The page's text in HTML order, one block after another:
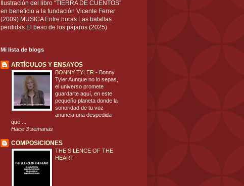
Ilustración del libro “TIERRA DE CUENTOS”
en beneficio a la fundación Vicente Ferrer
(2009) MUSICA Entre horas Las batallas
perdidas El beso de los pájaros (2025)
Mi lista de blogs
ARTÍCULOS Y ENSAYOS
BONNY TYLER - Bonny
Tyler Aunque no lo sepas,
el universo promete
guardarte aquí, en este
pequeño planeta donde la
sonoridad de tu voz
anuncia una despedida
que ...
Hace 3 semanas
COMPOSICIONES
THE SILENCE OF THE
HEART -